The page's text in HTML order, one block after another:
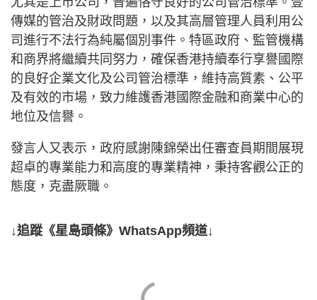
傳媒的管治及財政問題，以及其高層管理人員利用公
司進行不法行為純屬個別事件。特區政府、監管機構
和商界將繼續共同努力，確保香港持續奉行享譽國際
的良好企業文化及公司管治標準，維持高質素、公平
及有效的市場，致力維護香港國際金融和商業中心的
地位及信譽。
發言人又表示，政府感謝陳錦榮出任審查員期間展現
超卓的專業能力和高度的專業精神，秉持客觀公正的
態度，克盡厥職。
↓追蹤《星島頭條》WhatsApp頻道↓